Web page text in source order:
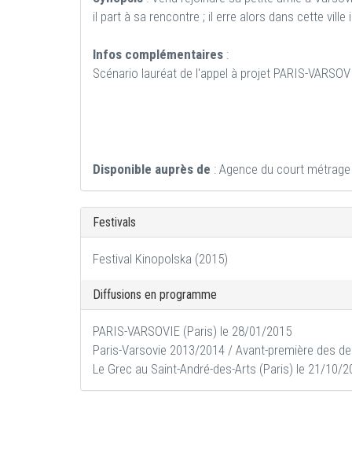
il part à sa rencontre ; il erre alors dans cette ville
Infos complémentaires :
Scénario lauréat de l'appel à projet PARIS-
Disponible auprès de : Agence du court métrage
Festivals
Festival Kinopolska (2015)
Diffusions en programme
PARIS-VARSOVIE (Paris) le 28/01/2015
Paris-Varsovie 2013/2014 / Avant-première des
Le Grec au Saint-André-des-Arts (Paris) le 21/10/